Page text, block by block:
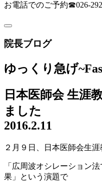
お電話でのご予約☎026-
院長ブログ
ゆっくり急げ
日本医師会 生涯
ました
2016.2.11
２月９日、日本医師会生
「広周波オシレーション
果」という演題で